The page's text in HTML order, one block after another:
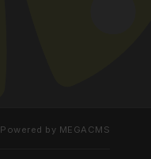
Powered by MEGACMS